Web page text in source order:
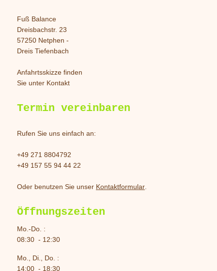
Fuß Balance
Dreisbachstr. 23
57250 Netphen -
Dreis Tiefenbach
Anfahrtsskizze finden
Sie unter Kontakt
Termin vereinbaren
Rufen Sie uns einfach an:
+49 271 8804792
+49 157 55 94 44 22
Oder benutzen Sie unser Kontaktformular
Öffnungszeiten
Mo.-Do. :
08:30 - 12:30
Mo., Di., Do. :
14:00 - 18:30